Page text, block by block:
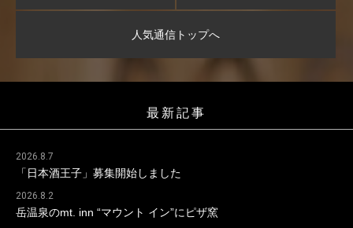
人気通信トップへ
最新記事
2026.8.7
「日本酒王子」募集開始しました
2026.8.2
岳温泉のmt. inn “マウント イン”にピザ窯